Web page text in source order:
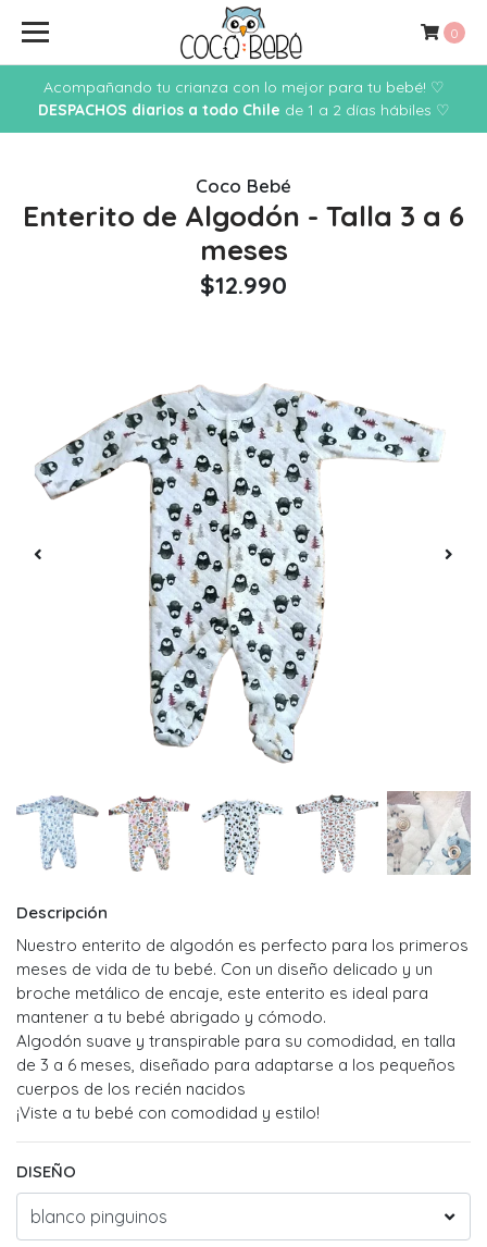
Acompañando tu crianza con lo mejor para tu bebé! ♡
DESPACHOS diarios a todo Chile de 1 a 2 días hábiles ♡
0
Coco Bebé
Enterito de Algodón - Talla 3 a 6
meses
$12.990
Descripción
Nuestro enterito de algodón es perfecto para los primeros
meses de vida de tu bebé. Con un diseño delicado y un
broche metálico de encaje, este enterito es ideal para
mantener a tu bebé abrigado y cómodo.
Algodón suave y transpirable para su comodidad, en talla
de 3 a 6 meses, diseñado para adaptarse a los pequeños
cuerpos de los recién nacidos
¡Viste a tu bebé con comodidad y estilo!
DISEÑO